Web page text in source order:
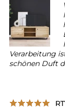
Verarbeitung
schönen Duft